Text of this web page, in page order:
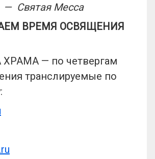
— Святая Месса
ВРЕМЯ ОСВЯЩЕНИЯ
— по четвергам
транслируемые по